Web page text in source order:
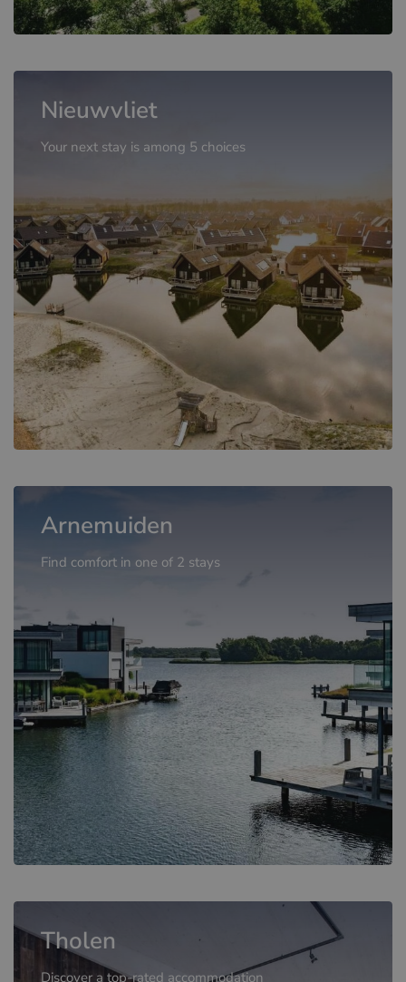
Nieuwvliet
Your next stay is among 5 choices
Arnemuiden
Find comfort in one of 2 stays
Tholen
Discover a top-rated accommodation